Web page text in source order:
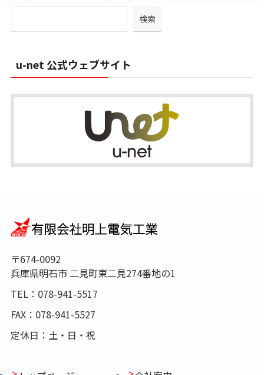
ブ
検索
u-net 公式ウェブサイト
〒674-0092
兵庫県明石市 二見町東二見274番地の1
TEL：078-941-5517
FAX：078-941-5527
定休日：土・日・祝